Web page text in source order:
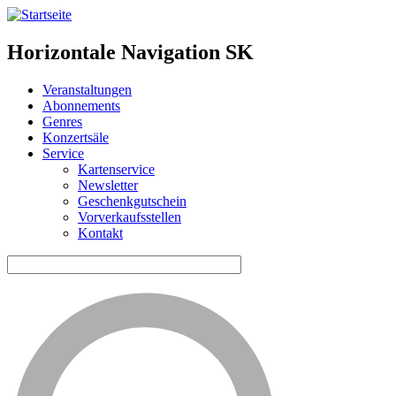
Horizontale Navigation SK
Veranstaltungen
Abonnements
Genres
Konzertsäle
Service
Kartenservice
Newsletter
Geschenkgutschein
Vorverkaufsstellen
Kontakt